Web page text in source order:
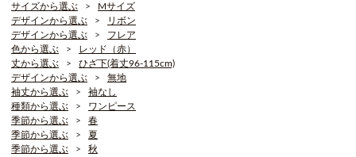
サイズから選ぶ
Mサイズ
デザインから選ぶ
リボン
デザインから選ぶ
フレア
色から選ぶ
レッド（赤）
丈から選ぶ
ひざ下(着丈96-115cm)
デザインから選ぶ
無地
袖丈から選ぶ
袖なし
種類から選ぶ
ワンピース
季節から選ぶ
春
季節から選ぶ
夏
季節から選ぶ
秋